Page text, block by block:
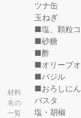
材料
名の
一覧
ツナ缶
玉ねぎ
■塩、顆粒
■砂糖
■酢
■オリーブ
■バジル
■おろしにん
パスタ
塩・胡椒